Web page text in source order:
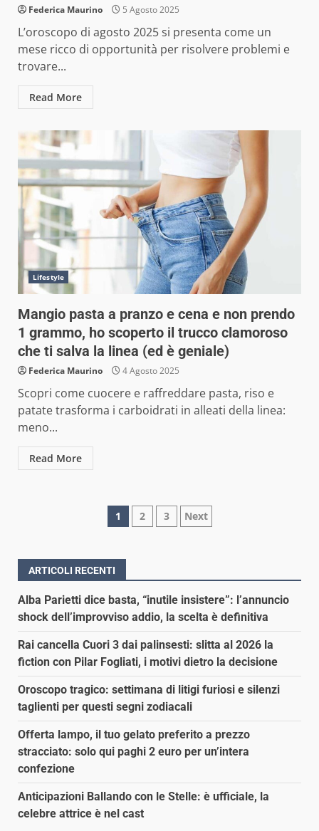
Federica Maurino 5 Agosto 2025
L’oroscopo di agosto 2025 si presenta come un
mese ricco di opportunità per risolvere problemi e
trovare...
Read More
Lifestyle
Mangio pasta a pranzo e cena e non prendo
1 grammo, ho scoperto il trucco clamoroso
che ti salva la linea (ed è geniale)
Federica Maurino 4 Agosto 2025
Scopri come cuocere e raffreddare pasta, riso e
patate trasforma i carboidrati in alleati della linea:
meno...
Read More
Paginazione
articoli
1 2 3 Next
ARTICOLI RECENTI
Alba Parietti dice basta, “inutile insistere”: l’annuncio
shock dell’improvviso addio, la scelta è definitiva
Rai cancella Cuori 3 dai palinsesti: slitta al 2026 la
fiction con Pilar Fogliati, i motivi dietro la decisione
Oroscopo tragico: settimana di litigi furiosi e silenzi
taglienti per questi segni zodiacali
Offerta lampo, il tuo gelato preferito a prezzo
stracciato: solo qui paghi 2 euro per un’intera
confezione
Anticipazioni Ballando con le Stelle: è ufficiale, la
celebre attrice è nel cast